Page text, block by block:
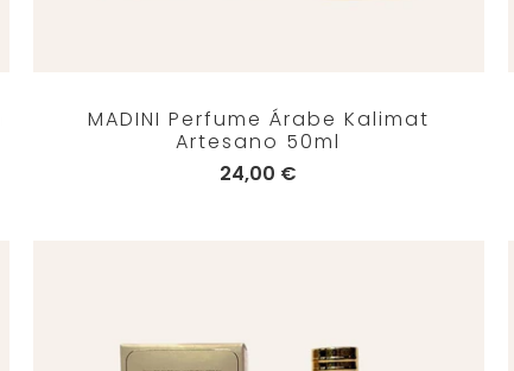
MADINI Perfume Árabe Kalimat
Artesano 50ml
24,00 €